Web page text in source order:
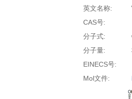
英文名称:
CAS号:
分子式:
分子量:
EINECS号:
Mol文件: